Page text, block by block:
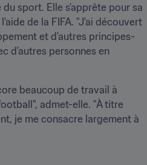
sport. Elle s'apprête pour sa
de la FIFA. "J'ai découvert
et d'autres principes-
d'autres personnes en
beaucoup de travail à
admet-elle. "À titre
je me consacre largement à